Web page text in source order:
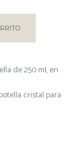
de 250 ml, en
botella cristal para